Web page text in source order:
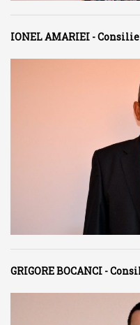
IONEL AMARIEI -
GRIGORE BOCANCI -